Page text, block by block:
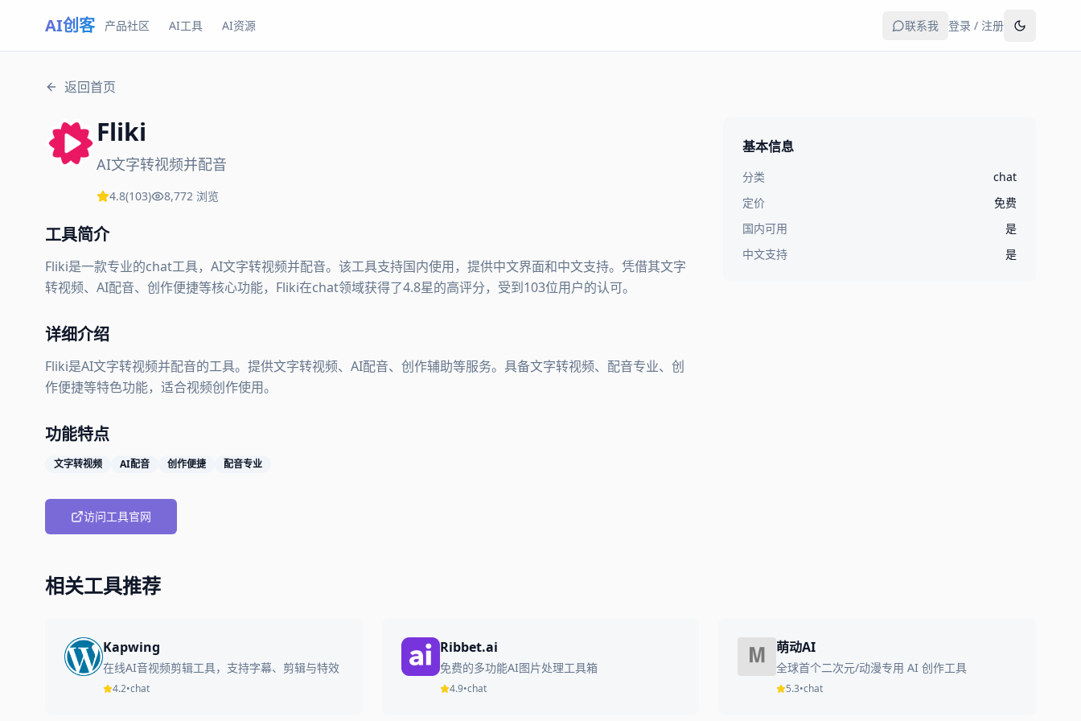
AI创客 产品社区 AI工具 AI资源 联系我 登录 / 注册
返回首页
Fliki
AI文字转视频并配音
4.8(103) 8,772 浏览
工具简介
Fliki是一款专业的chat工具，AI文字转视频并配音。该工具支持国内使用，提供中文界面和中文支持。凭借其文字
转视频、AI配音、创作便捷等核心功能，Fliki在chat领域获得了4.8星的高评分，受到103位用户的认可。
详细介绍
Fliki是AI文字转视频并配音的工具。提供文字转视频、AI配音、创作辅助等服务。具备文字转视频、配音专业、创
作便捷等特色功能，适合视频创作使用。
功能特点
文字转视频 AI配音 创作便捷 配音专业
访问工具官网
基本信息
分类
chat
定价
免费
国内可用
是
中文支持
是
相关工具推荐
Kapwing
在线AI音视频剪辑工具，支持字幕、剪辑与特效
4.2•chat
Ribbet.ai
免费的多功能AI图片处理工具箱
4.9•chat
萌动AI
全球首个二次元/动漫专用 AI 创作工具
5.3•chat